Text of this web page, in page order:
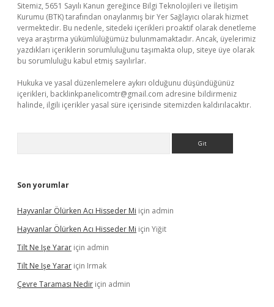
Sitemiz, 5651 Sayılı Kanun gereğince Bilgi Teknolojileri ve İletişim
Kurumu (BTK) tarafından onaylanmış bir Yer Sağlayıcı olarak hizmet
vermektedir. Bu nedenle, sitedeki içerikleri proaktif olarak denetleme
veya araştırma yükümlülüğümüz bulunmamaktadır. Ancak, üyelerimiz
yazdıkları içeriklerin sorumluluğunu taşımakta olup, siteye üye olarak
bu sorumluluğu kabul etmiş sayılırlar.
Hukuka ve yasal düzenlemelere aykırı olduğunu düşündüğünüz
içerikleri, backlinkpanelicomtr@gmail.com adresine bildirmeniz
halinde, ilgili içerikler yasal süre içerisinde sitemizden kaldırılacaktır.
Son yorumlar
Hayvanlar Ölürken Acı Hisseder Mi için admin
Hayvanlar Ölürken Acı Hisseder Mi için Yiğit
Tilt Ne Işe Yarar için admin
Tilt Ne Işe Yarar için Irmak
Çevre Taraması Nedir için admin